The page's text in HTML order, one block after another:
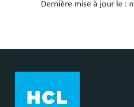
Dernière mise à jour le :